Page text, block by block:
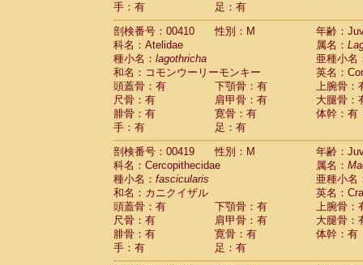
手：有
足：有
剖検番号：00410
性別：M
年齢：
科名：Atelidae
属名：
種小名： lagothricha
亜種小名
和名：コモンウーリーモンキー
英名：
頭蓋骨：有
下顎骨：有
上腕骨：
尺骨：有
肩甲骨：有
大腿骨：
腓骨：有
寛骨：有
体幹：有
手：有
足：有
剖検番号：00419
性別：M
年齢：
科名：Cercopithecidae
属名：
種小名： fascicularis
亜種小名
和名：カニクイザル
英名：
頭蓋骨：有
下顎骨：有
上腕骨：
尺骨：有
肩甲骨：有
大腿骨：
腓骨：有
寛骨：有
体幹：有
手：有
足：有